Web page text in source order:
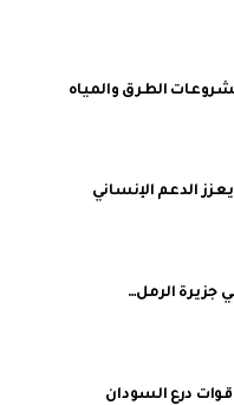
الطرق والمياه
الدعم الإنساني
درع السودان